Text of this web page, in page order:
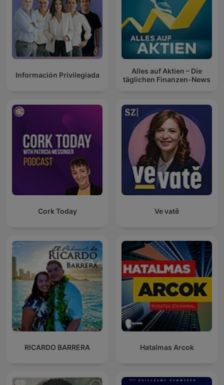
Información Privilegiada
Alles auf Aktien – Die
täglichen Finanzen-News
Cork Today Ve vatě
RICARDO BARRERA Hatalmas Arcok